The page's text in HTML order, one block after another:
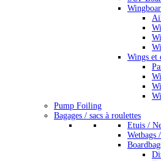
Wings et
Pump Foiling
Bagages / sacs à roulettes
Etuis /
Wetbags